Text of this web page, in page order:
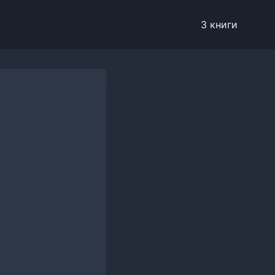
3 книги